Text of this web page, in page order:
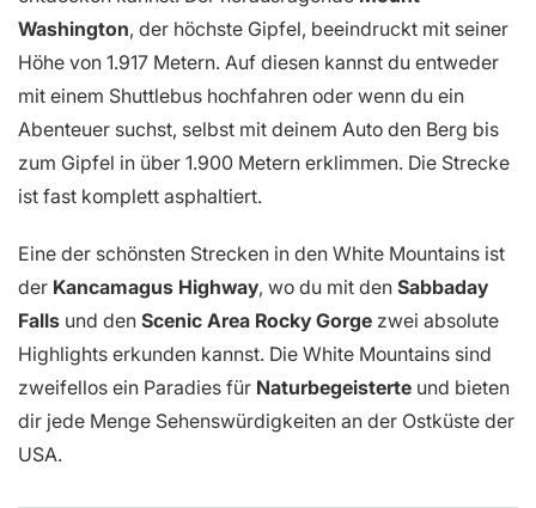
Washington, der höchste Gipfel, beeindruckt mit seiner
Höhe von 1.917 Metern. Auf diesen kannst du entweder
mit einem Shuttlebus hochfahren oder wenn du ein
Abenteuer suchst, selbst mit deinem Auto den Berg bis
zum Gipfel in über 1.900 Metern erklimmen. Die Strecke
ist fast komplett asphaltiert.
Eine der schönsten Strecken in den White Mountains ist
der Kancamagus Highway, wo du mit den Sabbaday
Falls und den Scenic Area Rocky Gorge zwei absolute
Highlights erkunden kannst. Die White Mountains sind
zweifellos ein Paradies für Naturbegeisterte und bieten
dir jede Menge Sehenswürdigkeiten an der Ostküste der
USA.